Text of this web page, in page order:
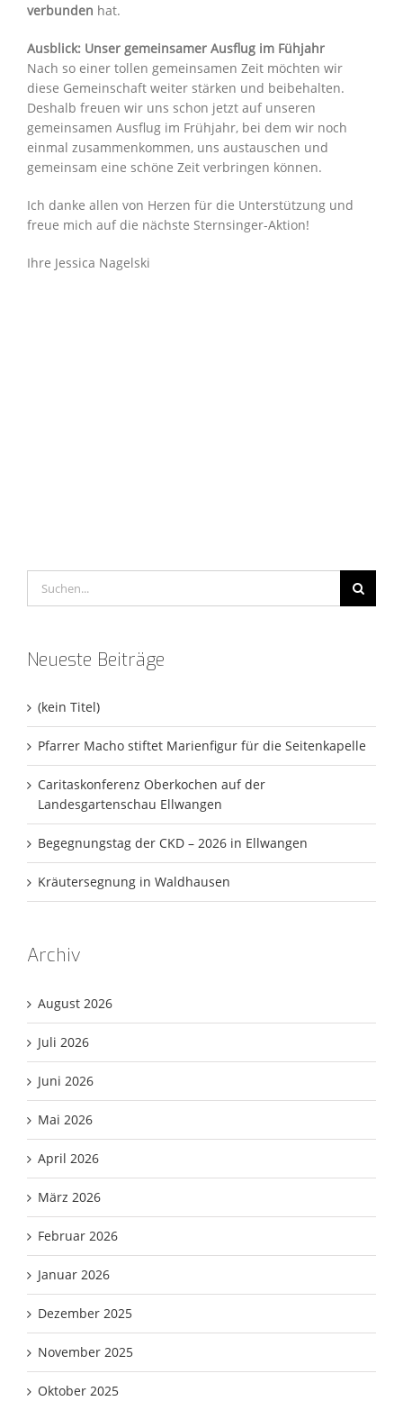
verbunden hat.
Ausblick: Unser gemeinsamer Ausflug im Fühjahr
Nach so einer tollen gemeinsamen Zeit möchten wir
diese Gemeinschaft weiter stärken und beibehalten.
Deshalb freuen wir uns schon jetzt auf unseren
gemeinsamen Ausflug im Frühjahr, bei dem wir noch
einmal zusammenkommen, uns austauschen und
gemeinsam eine schöne Zeit verbringen können.
Ich danke allen von Herzen für die Unterstützung und
freue mich auf die nächste Sternsinger-Aktion!
Ihre Jessica Nagelski
nach:
Neueste Beiträge
(kein Titel)
Pfarrer Macho stiftet Marienfigur für die Seitenkapelle
Caritaskonferenz Oberkochen auf der
Landesgartenschau Ellwangen
Begegnungstag der CKD – 2026 in Ellwangen
Kräutersegnung in Waldhausen
Archiv
August 2026
Juli 2026
Juni 2026
Mai 2026
April 2026
März 2026
Februar 2026
Januar 2026
Dezember 2025
November 2025
Oktober 2025